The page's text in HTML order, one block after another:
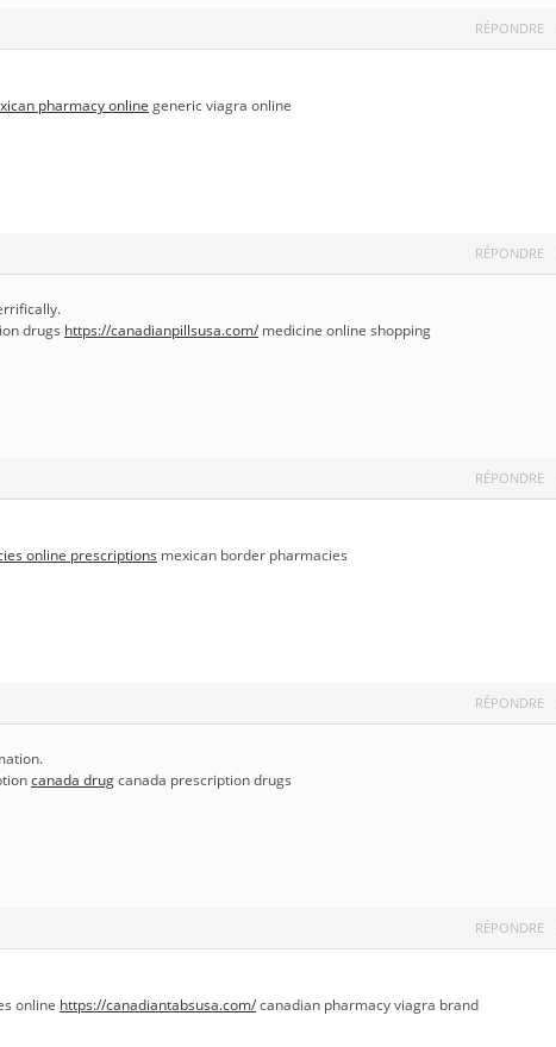
RÉPONDRE
pharmacy online generic viagra online
RÉPONDRE
drugs https://canadianpillsusa.com/ medicine online shopping
RÉPONDRE
online prescriptions mexican border pharmacies
RÉPONDRE
canada drugcanada prescription drugs
RÉPONDRE
online https://canadiantabsusa.com/canadian pharmacy viagra brand